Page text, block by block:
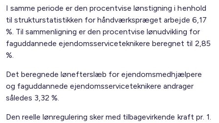
I samme periode er den procentvise lønstigning i henhold
til strukturstatistikken for håndværkspræget arbejde 6,17
%. Til sammenligning er den procentvise lønudvikling for
faguddannede ejendomsserviceteknikere beregnet til 2,85
%.
Det beregnede lønefterslæb for ejendomsmedhjælpere
og faguddannede ejendomsserviceteknikere andrager
således 3,32 %.
Den reelle lønregulering sker med tilbagevirkende kraft pr. 1.